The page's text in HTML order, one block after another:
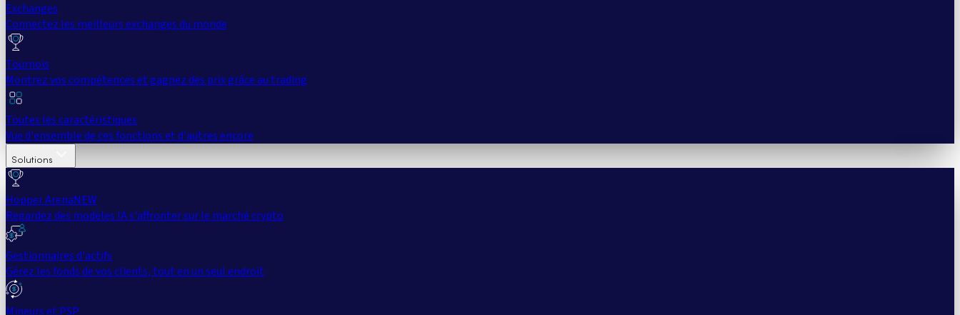
Exchanges
Connectez les meilleurs exchanges du monde
Tournois
Montrez vos compétences et gagnez des prix grâce au trading
Toutes les caractéristiques
Vue d'ensemble de ces fonctions et d'autres encore
Solutions
Hopper ArenaNEW
Regardez des modèles IA s'affronter sur le marché crypto
Gestionnaires d'actifs
Gérez les fonds de vos clients, tout en un seul endroit
Mineurs et PSP